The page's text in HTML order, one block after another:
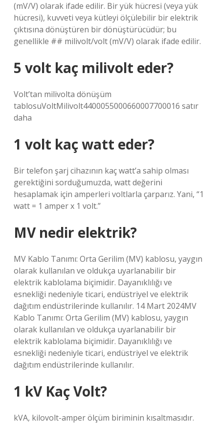
(mV/V) olarak ifade edilir. Bir yük hücresi (veya yük
hücresi), kuvveti veya kütleyi ölçülebilir bir elektrik
çıktısına dönüştüren bir dönüştürücüdür; bu
genellikle ## milivolt/volt (mV/V) olarak ifade edilir.
5 volt kaç milivolt eder?
Volt’tan milivolta dönüşüm
tablosuVoltMilivolt4400055000660007700016 satır
daha
1 volt kaç watt eder?
Bir telefon şarj cihazının kaç watt’a sahip olması
gerektiğini sorduğumuzda, watt değerini
hesaplamak için amperleri voltlarla çarparız. Yani, “1
watt = 1 amper x 1 volt.”
MV nedir elektrik?
MV Kablo Tanımı: Orta Gerilim (MV) kablosu, yaygın
olarak kullanılan ve oldukça uyarlanabilir bir
elektrik kablolama biçimidir. Dayanıklılığı ve
esnekliği nedeniyle ticari, endüstriyel ve elektrik
dağıtım endüstrilerinde kullanılır. 14 Mart 2024MV
Kablo Tanımı: Orta Gerilim (MV) kablosu, yaygın
olarak kullanılan ve oldukça uyarlanabilir bir
elektrik kablolama biçimidir. Dayanıklılığı ve
esnekliği nedeniyle ticari, endüstriyel ve elektrik
dağıtım endüstrilerinde kullanılır.
1 kV Kaç Volt?
kVA, kilovolt-amper ölçüm biriminin kısaltmasıdır.